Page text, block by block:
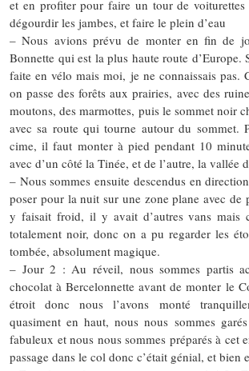
et en profiter pour faire un tour de voiturettes
dégourdir les jambes, et faire le plein d’eau
– Nous avions prévu de monter en fin de
Bonnette qui est la plus haute route d’Europe.
faite en vélo mais moi, je ne connaissais pas.
on passe des forêts aux prairies, avec des
moutons, des marmottes, puis le sommet noir
avec sa route qui tourne autour du sommet.
cime, il faut monter à pied pendant 10
avec d’un côté la Tinée, et de l’autre, la vallée
– Nous sommes ensuite descendus en
poser pour la nuit sur une zone plane avec de
y faisait froid, il y avait d’autres vans mais
totalement noir, donc on a pu regarder les
tombée, absolument magique.
– Jour 2 : Au réveil, nous sommes partis
chocolat à Bercelonnette avant de monter le
étroit donc nous l’avons monté
quasiment en haut, nous nous sommes
fabuleux et nous nous sommes préparés à cet
passage dans le col donc c’était génial, et bien